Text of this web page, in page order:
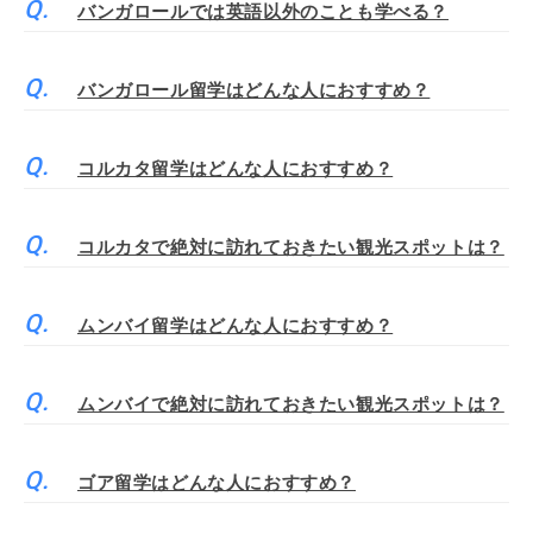
バンガロールでは英語以外のことも学べる？
バンガロール留学はどんな人におすすめ？
コルカタ留学はどんな人におすすめ？
コルカタで絶対に訪れておきたい観光スポットは？
ムンバイ留学はどんな人におすすめ？
ムンバイで絶対に訪れておきたい観光スポットは？
ゴア留学はどんな人におすすめ？